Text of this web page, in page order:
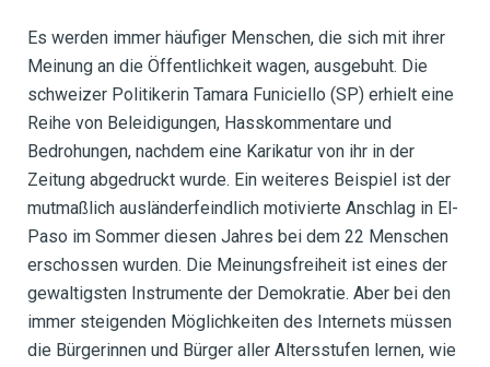
Es werden immer häufiger Menschen, die sich mit ihrer
Meinung an die Öffentlichkeit wagen, ausgebuht. Die
schweizer Politikerin Tamara Funiciello (SP) erhielt eine
Reihe von Beleidigungen, Hasskommentare und
Bedrohungen, nachdem eine Karikatur von ihr in der
Zeitung abgedruckt wurde. Ein weiteres Beispiel ist der
mutmaßlich ausländerfeindlich motivierte Anschlag in El-
Paso im Sommer diesen Jahres bei dem 22 Menschen
erschossen wurden. Die Meinungsfreiheit ist eines der
gewaltigsten Instrumente der Demokratie. Aber bei den
immer steigenden Möglichkeiten des Internets müssen
die Bürgerinnen und Bürger aller Altersstufen lernen, wie